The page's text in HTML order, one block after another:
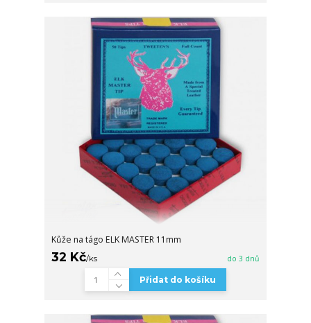
Kůže na tágo ELK MASTER 11mm
32 Kč/ks do 3 dnů
Přidat do košíku